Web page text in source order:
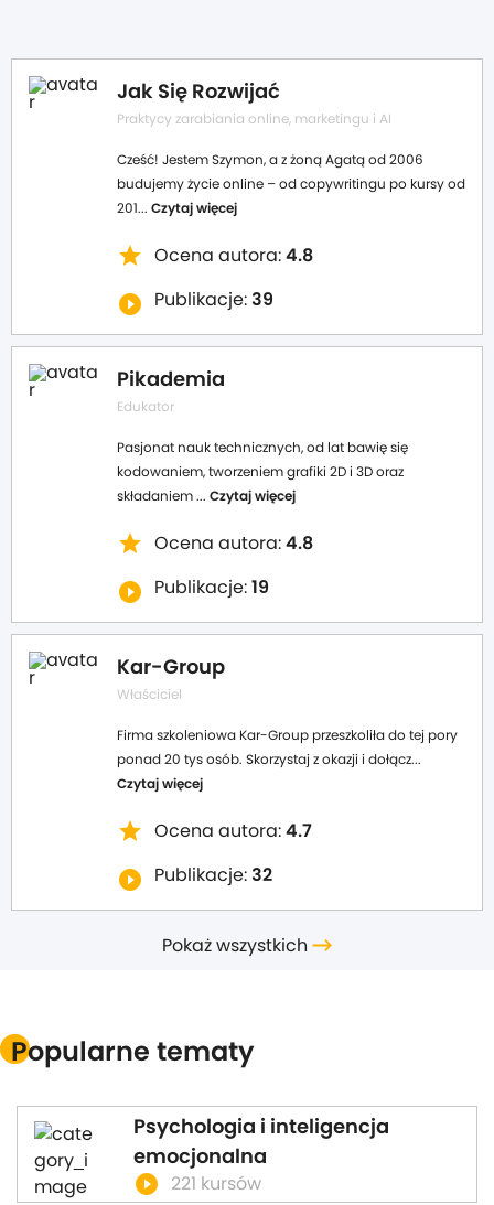
Jak Się Rozwijać
Praktycy zarabiania online, marketingu i AI
Cześć! Jestem Szymon, a z żoną Agatą od 2006
budujemy życie online – od copywritingu po kursy od
201... Czytaj więcej
star Ocena autora:4.8
play_circle_filled Publikacje:39
Pikademia
Edukator
Pasjonat nauk technicznych, od lat bawię się
kodowaniem, tworzeniem grafiki 2D i 3D oraz
składaniem ... Czytaj więcej
star Ocena autora:4.8
play_circle_filled Publikacje:19
Kar-Group
Właściciel
Firma szkoleniowa Kar-Group przeszkoliła do tej pory
ponad 20 tys osób. Skorzystaj z okazji i dołącz...
Czytaj więcej
star Ocena autora:4.7
play_circle_filled Publikacje:32
Pokaż wszystkich
Popularne tematy
Psychologia i inteligencja
emocjonalna
play_circle_filled 221 kursów